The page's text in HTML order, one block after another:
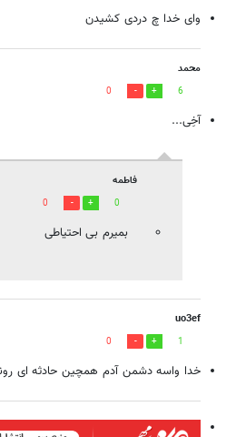
وای خدا چ دردی کشیدن
محمد
6
0
آخِی...
فاطمه
0
0
بمیرم بی احتیاطی
uo3ef
1
0
خدا واسه دشمن آدم همچین حادثه ای